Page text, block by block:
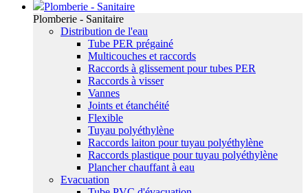
Plomberie - Sanitaire
Plomberie - Sanitaire
Distribution de l'eau
Tube PER prégainé
Multicouches et raccords
Raccords à glissement pour tubes PER
Raccords à visser
Vannes
Joints et étanchéité
Flexible
Tuyau polyéthylène
Raccords laiton pour tuyau polyéthylène
Raccords plastique pour tuyau polyéthylène
Plancher chauffant à eau
Evacuation